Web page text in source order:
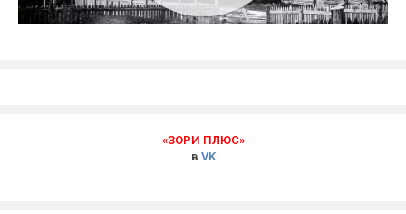
«ЗОРИ ПЛЮС»
в VK